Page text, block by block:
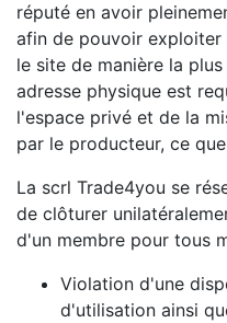
réputé en avoir
afin de pouvoir
le site de manière la
adresse physique est
l'espace privé et de la
par le producteur, ce
La scrl Trade4you se
de clôturer
d'un membre pour tous
Violation d'une
d'utilisation ainsi